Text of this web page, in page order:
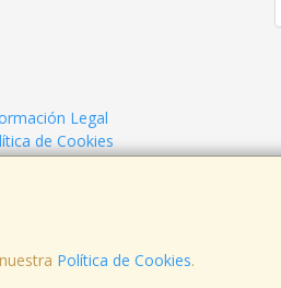
Política de Cookies.
Legal
de Cookies